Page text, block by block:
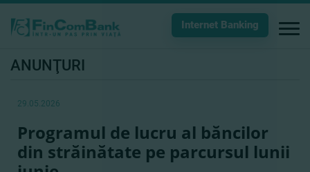
Internet Banking
ANUNŢURI
29.05.2026
Programul de lucru al băncilor
din străinătate pe parcursul lunii